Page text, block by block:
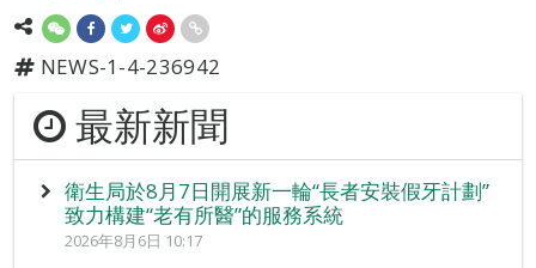
NEWS-1-4-236942
最新新聞
衛生局於8月7日開展新一輪“長者安裝假牙計劃”
致力構建“老有所醫”的服務系統
2026年8月6日 10:17